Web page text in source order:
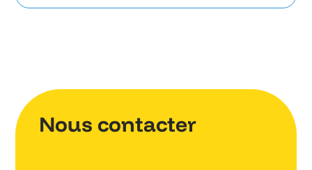
Nous contacter